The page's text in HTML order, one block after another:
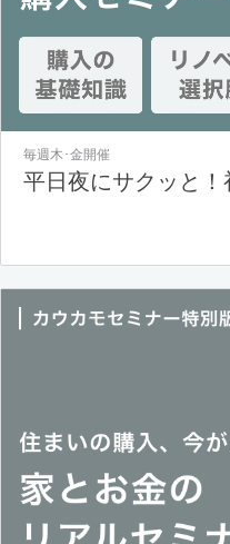
毎週木･金開催
平日夜にサクッと